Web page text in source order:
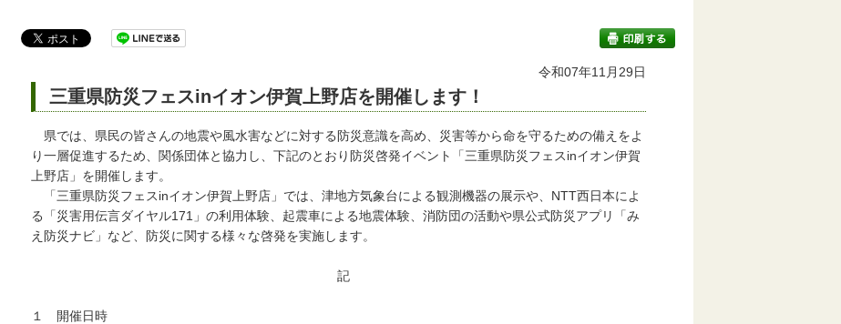
印刷する
令和07年11月29日
三重県防災フェスinイオン伊賀上野店を開催します！
県では、県民の皆さんの地震や風水害などに対する防災意識を高め、災害等から命を守るための備えをよ
り一層促進するため、関係団体と協力し、下記のとおり防災啓発イベント「三重県防災フェスinイオン伊賀
上野店」を開催します。
「三重県防災フェスinイオン伊賀上野店」では、津地方気象台による観測機器の展示や、NTT西日本によ
る「災害用伝言ダイヤル171」の利用体験、起震車による地震体験、消防団の活動や県公式防災アプリ「み
え防災ナビ」など、防災に関する様々な啓発を実施します。
記
１ 開催日時